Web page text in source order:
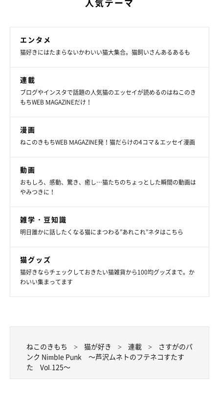
エンタメ
猫好きにはたまらないかわいい猫大集合。猫飼いさんあるあるも
連載
ブログやインスタで話題の人気猫のエッセイが読めるのはねこのき
もちWEB MAGAZINEだけ！
漫画
ねこのきもちWEB MAGAZINE発！猫だらけの4コマ＆エッセイ漫画
動画
おもしろ、感動、驚き、癒し…猫たちのちょっとした瞬間の動画は
やみつきに！
雑学・豆知識
明日誰かに話したくなる猫にまつわる”あれこれ”ネタはこちら
猫グッズ
猫好きならチェックしておきたい猫雑貨から100均グッズまで。か
わいい集まってます
ねこのきもち 猫が好き 連載
さすがのパ
ンク Nimble Punk ～芦沢ムネトのフテネコすたす
た Vol.125～